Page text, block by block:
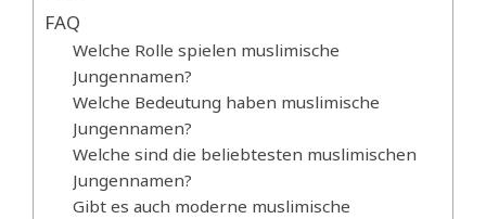
FAQ
Welche Rolle spielen muslimische
Jungennamen?
Welche Bedeutung haben muslimische
Jungennamen?
Welche sind die beliebtesten muslimischen
Jungennamen?
Gibt es auch moderne muslimische